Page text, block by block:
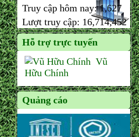
Truy cập hôm nay:1,627
Lượt truy cập: 16,714,452
Hỗ trợ trực tuyến
Vũ
Hữu Chính
Quảng cáo